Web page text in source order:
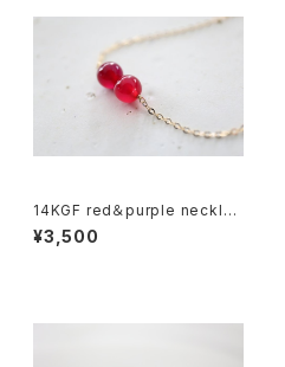
14KGF red＆purple necklac
e[nc1231]
¥3,500